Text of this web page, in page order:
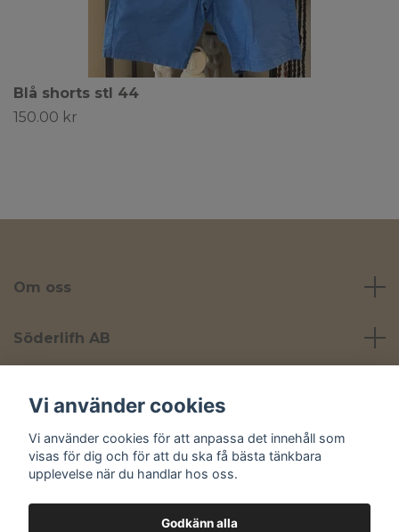
Blå shorts stl 44
150.00 kr
Om oss
Söderlifh AB
Sociala medier
Vi använder cookies
Vi använder cookies för att anpassa det innehåll som
visas för dig och för att du ska få bästa tänkbara
upplevelse när du handlar hos oss.
Godkänn alla